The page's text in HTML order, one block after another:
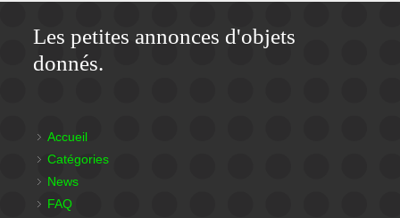
Les petites annonces d'objets
donnés.
Accueil
Catégories
News
FAQ